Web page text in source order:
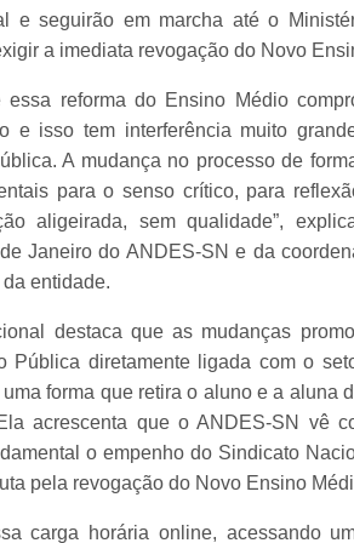
e seguirão em marcha até o
a imediata revogação do Novo
essa reforma do Ensino Médio
e isso tem interferência muito
A mudança no processo de
para o senso crítico, para
aligeirada, sem qualidade”,
Janeiro do ANDES-SN e da
entidade.
destaca que as mudanças
Pública diretamente ligada com o
forma que retira o aluno e a aluna
acrescenta que o ANDES-SN vê
o empenho do Sindicato
pela revogação do Novo Ensino
carga horária online, acessando